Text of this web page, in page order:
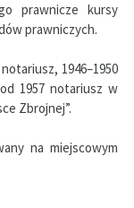
prawnicze kursy
prawniczych.
1946–1950
1957 notariusz w
Zbrojnej”.
na miejscowym